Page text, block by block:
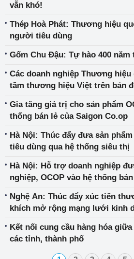
vẫn khó!
Thép Hoà Phát: Thương hiệu
người tiêu dùng
Gốm Chu Đậu: Tự hào 400
Các doanh nghiệp Thương
tầm thương hiệu Việt trên bản
Gia tăng giá trị cho sản phẩm
thống bán lẻ của Saigon Co.op
Hà Nội: Thúc đẩy đưa sản
tiêu dùng qua hệ thống siêu thị
Hà Nội: Hỗ trợ doanh nghiệp
nghiệp, OCOP vào hệ thống
Nghệ An: Thúc đẩy xúc tiến
khích mở rộng mạng lưới kinh
Kết nối cung cầu hàng hóa
các tỉnh, thành phố